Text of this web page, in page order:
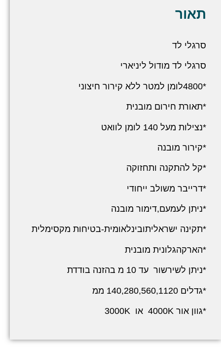
תאור
סרגלי לד
סרגלי לד מודול ליניארי
*4800לומן למטר ללא קירור חיצוני
*תאורת חירום מובנית
*נצילות מעל 140 לומן לוואט
*קירור מובנה
*קל להתקנה ותחזוקה
*דרייבר משולב ייחודי
*ניתן לעמעם,דימור מובנה
*תקינה ישראליתובינלאומית-בטיחות מקסימלית
*הארקהגלונית מובנית
*ניתן לשירשור עד 10 מ בהזנה בודדת
*גדלים 140,280,560,1120 ממ
*גוון אור 4000K או 3000K